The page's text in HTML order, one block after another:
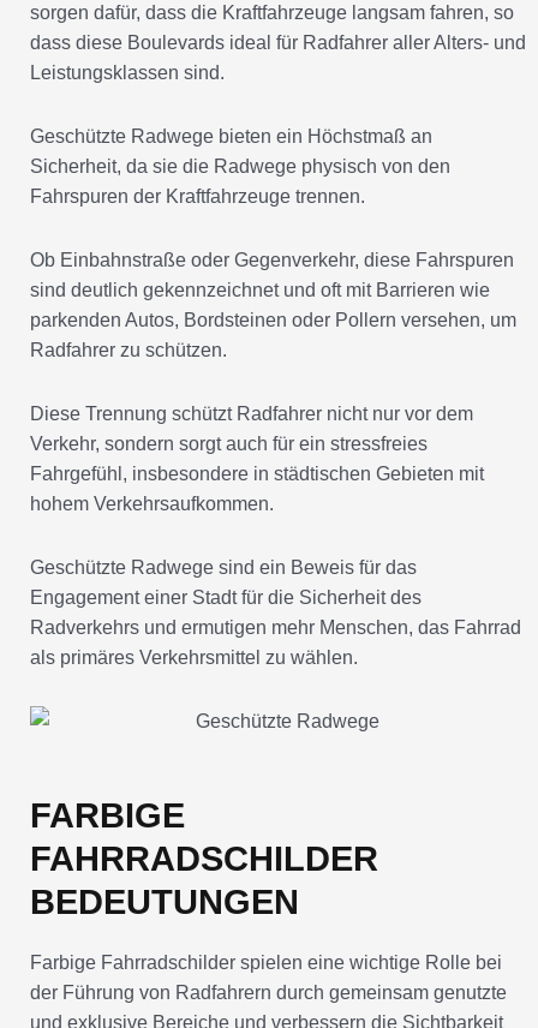
sorgen dafür, dass die Kraftfahrzeuge langsam fahren, so
dass diese Boulevards ideal für Radfahrer aller Alters- und
Leistungsklassen sind.
Geschützte Radwege bieten ein Höchstmaß an
Sicherheit, da sie die Radwege physisch von den
Fahrspuren der Kraftfahrzeuge trennen.
Ob Einbahnstraße oder Gegenverkehr, diese Fahrspuren
sind deutlich gekennzeichnet und oft mit Barrieren wie
parkenden Autos, Bordsteinen oder Pollern versehen, um
Radfahrer zu schützen.
Diese Trennung schützt Radfahrer nicht nur vor dem
Verkehr, sondern sorgt auch für ein stressfreies
Fahrgefühl, insbesondere in städtischen Gebieten mit
hohem Verkehrsaufkommen.
Geschützte Radwege sind ein Beweis für das
Engagement einer Stadt für die Sicherheit des
Radverkehrs und ermutigen mehr Menschen, das Fahrrad
als primäres Verkehrsmittel zu wählen.
FARBIGE
FAHRRADSCHILDER
BEDEUTUNGEN
Farbige Fahrradschilder spielen eine wichtige Rolle bei
der Führung von Radfahrern durch gemeinsam genutzte
und exklusive Bereiche und verbessern die Sichtbarkeit